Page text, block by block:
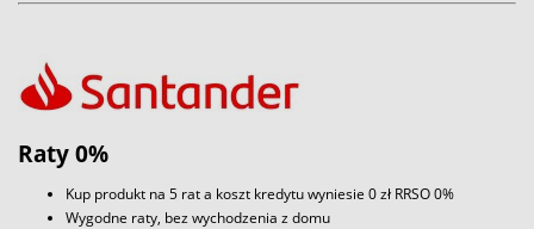
Raty 0%
Kup produkt na 5 rat a koszt kredytu wyniesie 0 zł RRSO 0%
Wygodne raty, bez wychodzenia z domu